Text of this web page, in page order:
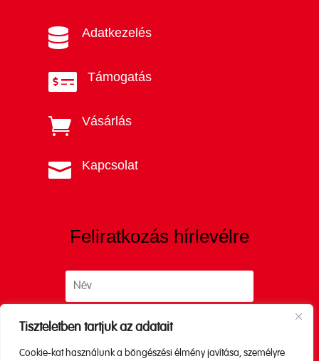
Tiszteletben tartjuk az adatait
Cookie-kat használunk a böngészési élmény javítása, személyre
 Adatkezelés
 Támogatás
 Vásárlás
 Kapcsolat
Feliratkozás hírlevélre